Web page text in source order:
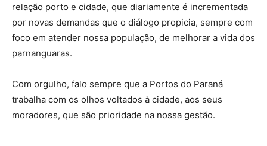
relação porto e cidade, que diariamente é incrementada
por novas demandas que o diálogo propicia, sempre com
foco em atender nossa população, de melhorar a vida dos
parnanguaras.
Com orgulho, falo sempre que a Portos do Paraná
trabalha com os olhos voltados à cidade, aos seus
moradores, que são prioridade na nossa gestão.